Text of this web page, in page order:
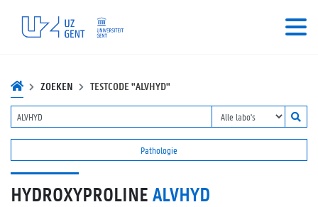
ZOEKEN TESTCODE "ALVHYD"
Pathologie
HYDROXYPROLINE ALVHYD